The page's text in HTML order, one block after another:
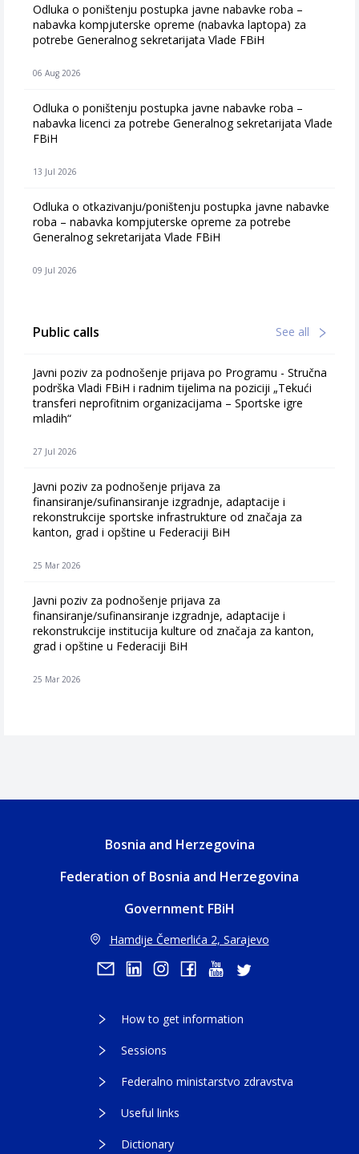
Odluka o poništenju postupka javne nabavke roba –
nabavka kompjuterske opreme (nabavka laptopa) za
potrebe Generalnog sekretarijata Vlade FBiH
06 Aug 2026
Odluka o poništenju postupka javne nabavke roba –
nabavka licenci za potrebe Generalnog sekretarijata Vlade
FBiH
13 Jul 2026
Odluka o otkazivanju/poništenju postupka javne nabavke
roba – nabavka kompjuterske opreme za potrebe
Generalnog sekretarijata Vlade FBiH
09 Jul 2026
Public calls See all
Javni poziv za podnošenje prijava po Programu - Stručna
podrška Vladi FBiH i radnim tijelima na poziciji „Tekući
transferi neprofitnim organizacijama – Sportske igre
mladih“
27 Jul 2026
Javni poziv za podnošenje prijava za
finansiranje/sufinansiranje izgradnje, adaptacije i
rekonstrukcije sportske infrastrukture od značaja za
kanton, grad i opštine u Federaciji BiH
25 Mar 2026
Javni poziv za podnošenje prijava za
finansiranje/sufinansiranje izgradnje, adaptacije i
rekonstrukcije institucija kulture od značaja za kanton,
grad i opštine u Federaciji BiH
25 Mar 2026
Bosnia and Herzegovina
Federation of Bosnia and Herzegovina
Government FBiH
Hamdije Čemerlića 2, Sarajevo
How to get information
Sessions
Federalno ministarstvo zdravstva
Useful links
Dictionary